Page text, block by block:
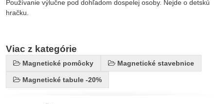
Používanie výlučne pod dohľadom dospelej osoby. Nejde o detskú
hračku.
Viac z kategórie
Magnetické pomôcky Magnetické stavebnice
Magnetické tabule -20%